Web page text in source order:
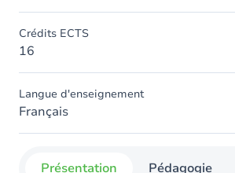
Crédits ECTS
16
Langue d'enseignement
Français
Présentation Pédagogie